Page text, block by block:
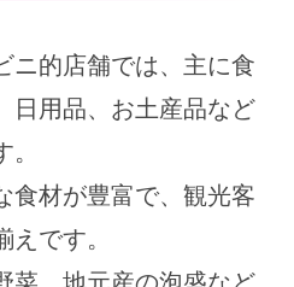
ニ的店舗では、主に食
日用品、お土産品など
食材が豊富で、観光客
です。